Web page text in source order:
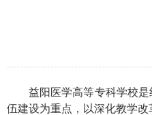
益阳医学高等专科学校
伍建设为重点，以深化教学